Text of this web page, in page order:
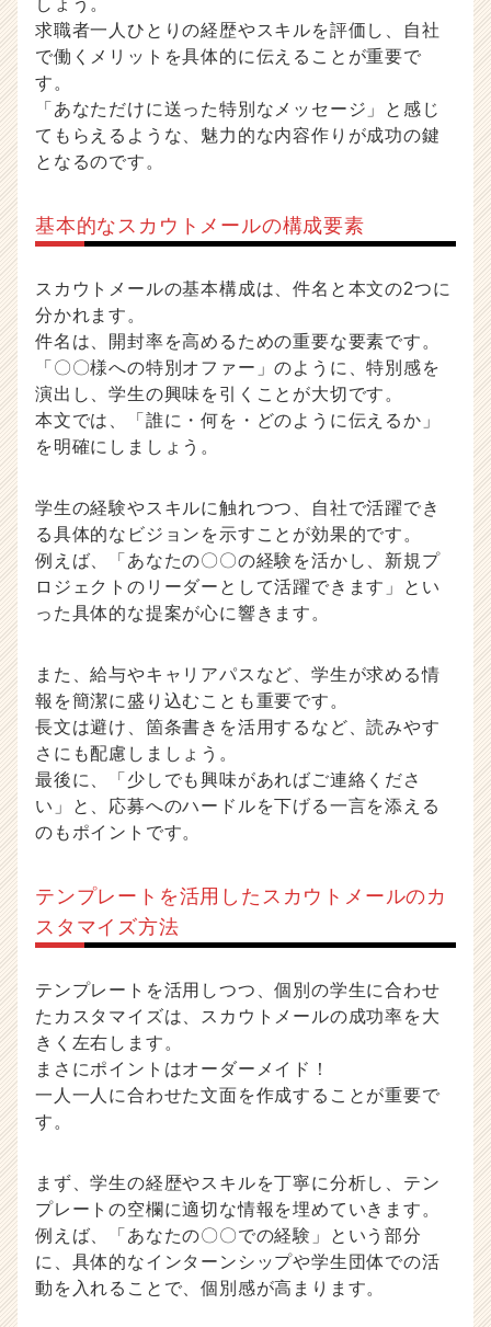
活
サ
チ
ア
ア
h
r
C
a
r
e
しょう。
求職者一人ひとりの経歴やスキルを評価し、自社
で働くメリットを具体的に伝えることが重要で
す。
「あなただけに送った特別なメッセージ」と感じ
てもらえるような、魅力的な内容作りが成功の鍵
となるのです。
基本的なスカウトメールの構成要素
スカウトメールの基本構成は、件名と本文の2つに
分かれます。
件名は、開封率を高めるための重要な要素です。
「〇〇様への特別オファー」のように、特別感を
演出し、学生の興味を引くことが大切です。
本文では、「誰に・何を・どのように伝えるか」
を明確にしましょう。
学生の経験やスキルに触れつつ、自社で活躍でき
る具体的なビジョンを示すことが効果的です。
例えば、「あなたの〇〇の経験を活かし、新規プ
ロジェクトのリーダーとして活躍できます」とい
った具体的な提案が心に響きます。
また、給与やキャリアパスなど、学生が求める情
報を簡潔に盛り込むことも重要です。
長文は避け、箇条書きを活用するなど、読みやす
さにも配慮しましょう。
最後に、「少しでも興味があればご連絡くださ
い」と、応募へのハードルを下げる一言を添える
のもポイントです。
テンプレートを活用したスカウトメールのカ
スタマイズ方法
テンプレートを活用しつつ、個別の学生に合わせ
たカスタマイズは、スカウトメールの成功率を大
きく左右します。
まさにポイントはオーダーメイド！
一人一人に合わせた文面を作成することが重要で
す。
まず、学生の経歴やスキルを丁寧に分析し、テン
プレートの空欄に適切な情報を埋めていきます。
例えば、「あなたの〇〇での経験」という部分
に、具体的なインターンシップや学生団体での活
動を入れることで、個別感が高まります。